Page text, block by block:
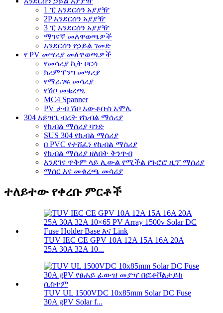
1 ፒ አንደርሰን አያያዥ
2P አንደርሰን አያያዥ
3 ፒ አንደርሰን አያያዥ
ማገናኛ መለዋወጫዎች
አንደርሰን የኃይል ገመድ
የ PV መሣሪያ መለዋወጫዎች
የመሳሪያ ኪት ቦርሳ
ክሪምፕንግ መሣሪያ
የማራገፍ መሳሪያ
የሽቦ መቁረጫ
MC4 Spanner
PV ታብ ሽቦ አውቶቡስ አሞሌ
304 አይዝጌ ብረት የኬብል ማሰሪያ
የኬብል ማሰሪያ ባንድ
SUS 304 የኬብል ማሰሪያ
በ PVC የተሸፈነ የኬብል ማሰሪያ
የኬብል ማሰሪያ ዘለበት ቅንጥብ
እንደገና ጥቅም ላይ ሊውል የሚችል የጉሮሮ ዚፕ ማሰሪያ
ማሰር እና መቁረጫ መሳሪያ
ተለይተው የቀረቡ ምርቶች
TUV IEC CE GPV 10A 12A 15A 16A 20A
25A 30A 32A 10...
TUV UL 1500VDC 10x85mm Solar DC Fuse
30A gPV Solar f...